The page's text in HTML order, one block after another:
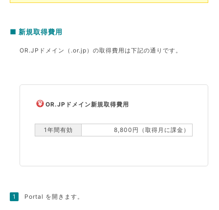
■ 新規取得費用
OR.JPドメイン（.or.jp）の取得費用は下記の通りです。
OR.JPドメイン新規取得費用
1年間有効 8,800円（取得月に課金）
Portal を開きます。